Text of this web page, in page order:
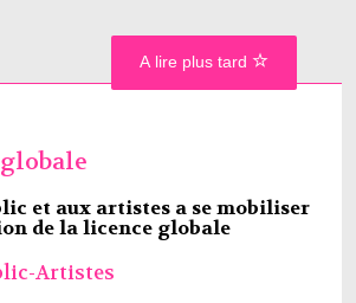
et aux artistes a se mobiliser
de la licence globale
Artistes
A lire plus tard